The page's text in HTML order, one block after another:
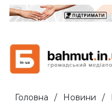
Головна Новини